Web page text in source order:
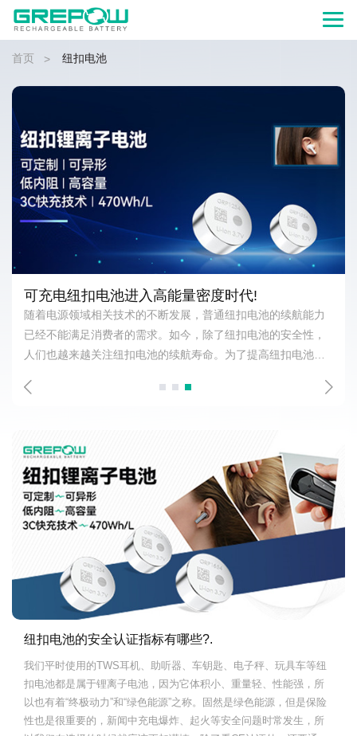
首页 > 纽扣电池
可充电纽扣电池进入高能量密度时代!
随着电源领域相关技术的不断发展，普通纽扣电池的续航能力
已经不能满足消费者的需求。如今，除了纽扣电池的安全性，
人们也越来越关注纽扣电池的续航寿命。为了提高纽扣电池寿
池。
纽扣电池的安全认证指标有哪些?.
我们平时使用的TWS耳机、助听器、车钥匙、电子秤、玩具车等纽
扣电池都是属于锂离子电池，因为它体积小、重量轻、性能强，所
以也有着“终极动力”和“绿色能源”之称。固然是绿色能源，但是保险
性也是很重要的，新闻中充电爆炸、起火等安全问题时常发生，所